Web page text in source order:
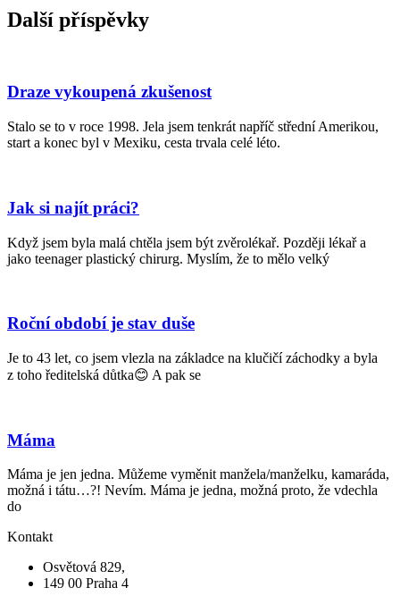
Další příspěvky
Draze vykoupená zkušenost
Stalo se to v roce 1998. Jela jsem tenkrát napříč střední Amerikou,
start a konec byl v Mexiku, cesta trvala celé léto.
Jak si najít práci?
Když jsem byla malá chtěla jsem být zvěrolékař. Později lékař a
jako teenager plastický chirurg. Myslím, že to mělo velký
Roční období je stav duše
Je to 43 let, co jsem vlezla na základce na klučičí záchodky a byla
z toho ředitelská důtka😊 A pak se
Máma
Máma je jen jedna. Můžeme vyměnit manžela/manželku, kamaráda,
možná i tátu…?! Nevím. Máma je jedna, možná proto, že vdechla
do
Kontakt
Osvětová 829,
149 00 Praha 4